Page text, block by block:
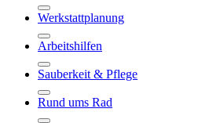
Werkstattplanung
Arbeitshilfen
Sauberkeit & Pflege
Rund ums Rad